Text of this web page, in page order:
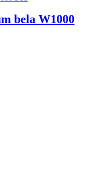
bela W1000